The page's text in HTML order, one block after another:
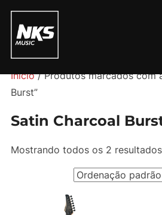
Pular
para
conteúdo
Início/ Produtos marcados com
Burst”
Satin Charcoal
Mostrando todos os 2 resultados